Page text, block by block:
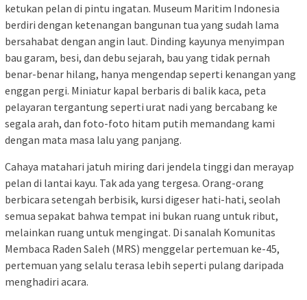
ketukan pelan di pintu ingatan. Museum Maritim Indonesia
berdiri dengan ketenangan bangunan tua yang sudah lama
bersahabat dengan angin laut. Dinding kayunya menyimpan
bau garam, besi, dan debu sejarah, bau yang tidak pernah
benar-benar hilang, hanya mengendap seperti kenangan yang
enggan pergi. Miniatur kapal berbaris di balik kaca, peta
pelayaran tergantung seperti urat nadi yang bercabang ke
segala arah, dan foto-foto hitam putih memandang kami
dengan mata masa lalu yang panjang.
Cahaya matahari jatuh miring dari jendela tinggi dan merayap
pelan di lantai kayu. Tak ada yang tergesa. Orang-orang
berbicara setengah berbisik, kursi digeser hati-hati, seolah
semua sepakat bahwa tempat ini bukan ruang untuk ribut,
melainkan ruang untuk mengingat. Di sanalah Komunitas
Membaca Raden Saleh (MRS) menggelar pertemuan ke-45,
pertemuan yang selalu terasa lebih seperti pulang daripada
menghadiri acara.